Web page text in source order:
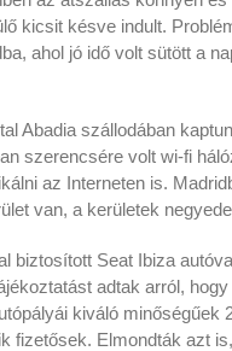
kicsit késve indult.
ahol jó idő volt sütött a
Abadia szállodában
szerencsére volt wi-fi
az Interneten is.
van, a kerületek
biztosított Seat Ibiza
adtak arról, hogy
kiváló minőségűek
fizetősek. Elmondták azt